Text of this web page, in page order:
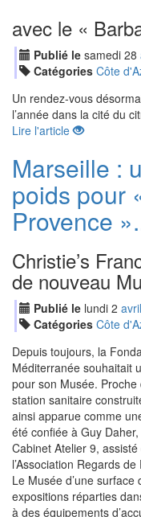
avec le «
Publié le samedi 28
Catégories Côte
Un rendez-vous
l’année dans la cité du
Lire l'article
Marseille :
poids pour
Provence
Christie’s
de nouveau
Publié le lundi 2 avril
Catégories Côte
Depuis toujours, la
Méditerranée souhaitait
pour son Musée. Proche
station sanitaire
ainsi apparue comme
été confiée à Guy
Cabinet Atelier 9,
l’Association Regards
Le Musée d’une
expositions réparties
à des équipements